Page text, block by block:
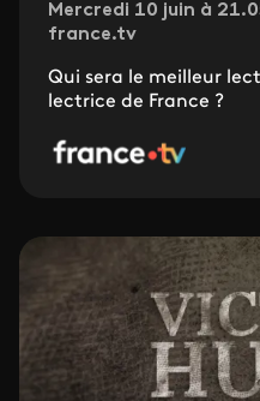
Mercredi 10 juin à
france.tv
Qui sera le meilleur
lectrice de France ?